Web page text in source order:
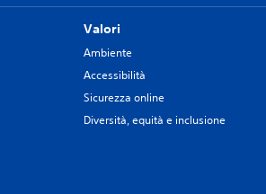
Valori
Ambiente
Accessibilità
Sicurezza online
Diversità, equità e inclusione